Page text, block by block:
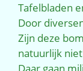
Tafelbladen
Door
Zijn deze
natuurlijk